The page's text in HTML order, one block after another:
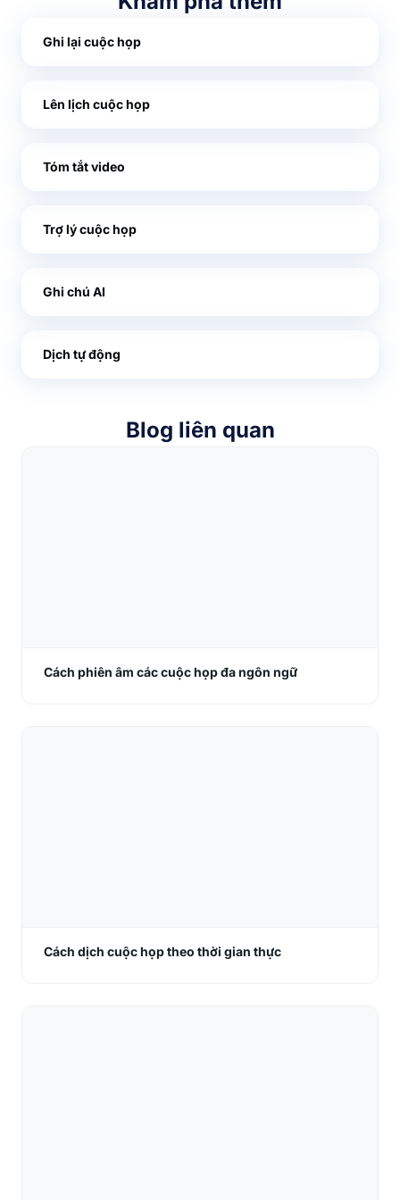
Ghi lại cuộc họp
Lên lịch cuộc họp
Tóm tắt video
Trợ lý cuộc họp
Ghi chú AI
Dịch tự động
Blog liên quan
Cách phiên âm các cuộc họp đa ngôn ngữ
Cách dịch cuộc họp theo thời gian thực